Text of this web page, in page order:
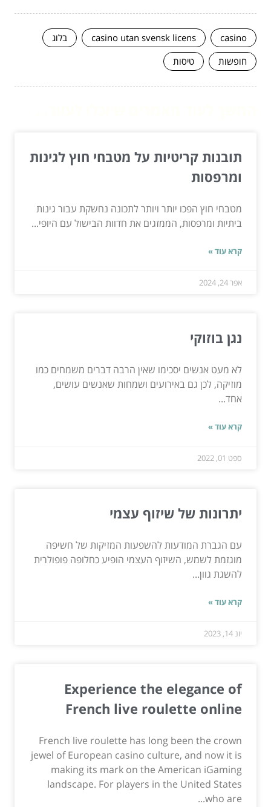
casino
casino utan svensk licens
בלוג
חופשות
טיסות
תובנות קריטיות על מטבחי חוץ לגינות
ומרפסות
מטבחי חוץ הפכו יותר ויותר לתכונה נחשקת עבור גינות
ביתיות ומרפסות, הממזגים את חדוות הבישול עם היופי...
קרא עוד »
אפר 24, 2024
נגן בוזוקי
לא מעט אנשים יסכימו שאין הרבה דברים משמחים כמו
מוזיקה, לכן גם באירועים ושמחות שאנשים עושים,
אחד...
קרא עוד »
ספט 01, 2022
יתרונות של שיזוף עצמי
עם הגברת המודעות להשפעות המזיקות של חשיפה
מוגזמת לשמש, השיזוף העצמי הופיע כחלופה פופולרית
להשגת גוון...
קרא עוד »
יונ 14, 2023
Experience the elegance of
French live roulette online
French live roulette has long been the crown
jewel of European casino culture, and now it is
making its mark on the American iGaming
landscape. For players in the United States
who are...